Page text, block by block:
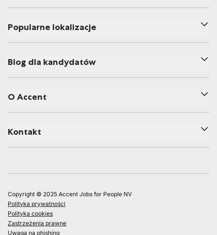
Popularne lokalizacje
Blog dla kandydatów
O Accent
Kontakt
Copyright © 2025 Accent Jobs for People NV
Polityka prywatności
Polityka cookies
Zastrzeżenia prawne
Uwaga na phishing